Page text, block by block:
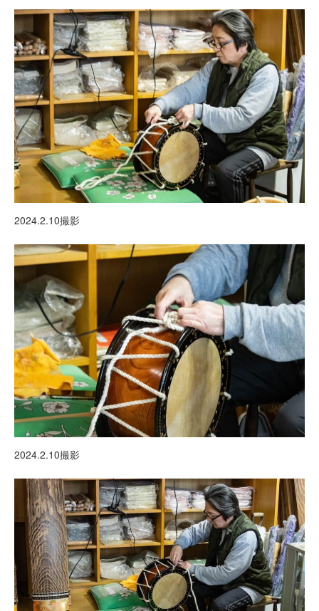
2024.2.10撮影
2024.2.10撮影